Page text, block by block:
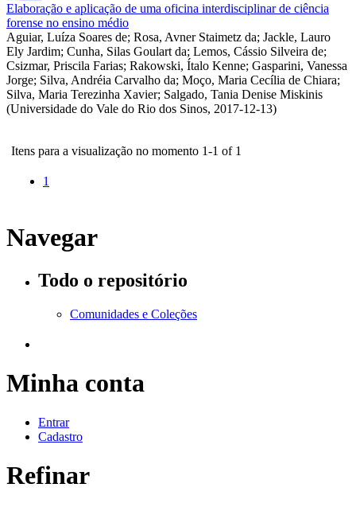
Elaboração e aplicação de uma oficina interdisciplinar de ciência
forense no ensino médio
Aguiar, Luíza Soares de; Rosa, Avner Staimetz da; Jackle, Lauro
Ely Jardim; Cunha, Silas Goulart da; Lemos, Cássio Silveira de;
Csizmar, Priscila Farias; Rakowski, Ítalo Kenne; Gasparini, Vanessa
Jorge; Silva, Andréia Carvalho da; Moço, Maria Cecília de Chiara;
Silva, Maria Terezinha Xavier; Salgado, Tania Denise Miskinis
(Universidade do Vale do Rio dos Sinos, 2017-12-13)
Itens para a visualização no momento 1-1 of 1
1
Navegar
Todo o repositório
Comunidades e Coleções
Minha conta
Entrar
Cadastro
Refinar